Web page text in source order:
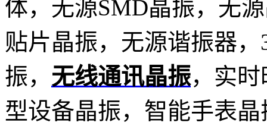
体，无源SMD晶振，无
贴片晶振，无源谐振器
振， 无线通讯晶振，实
型设备晶振，智能手表